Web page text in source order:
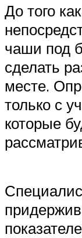
МЕНЮ
До того
чаши под
сделать
месте.
только с
которые